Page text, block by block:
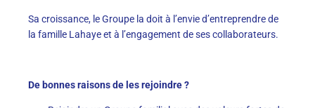
Sa croissance, le Groupe la doit à l’envie d’entreprendre de
la famille Lahaye et à l’engagement de ses collaborateurs.
De bonnes raisons de les rejoindre ?